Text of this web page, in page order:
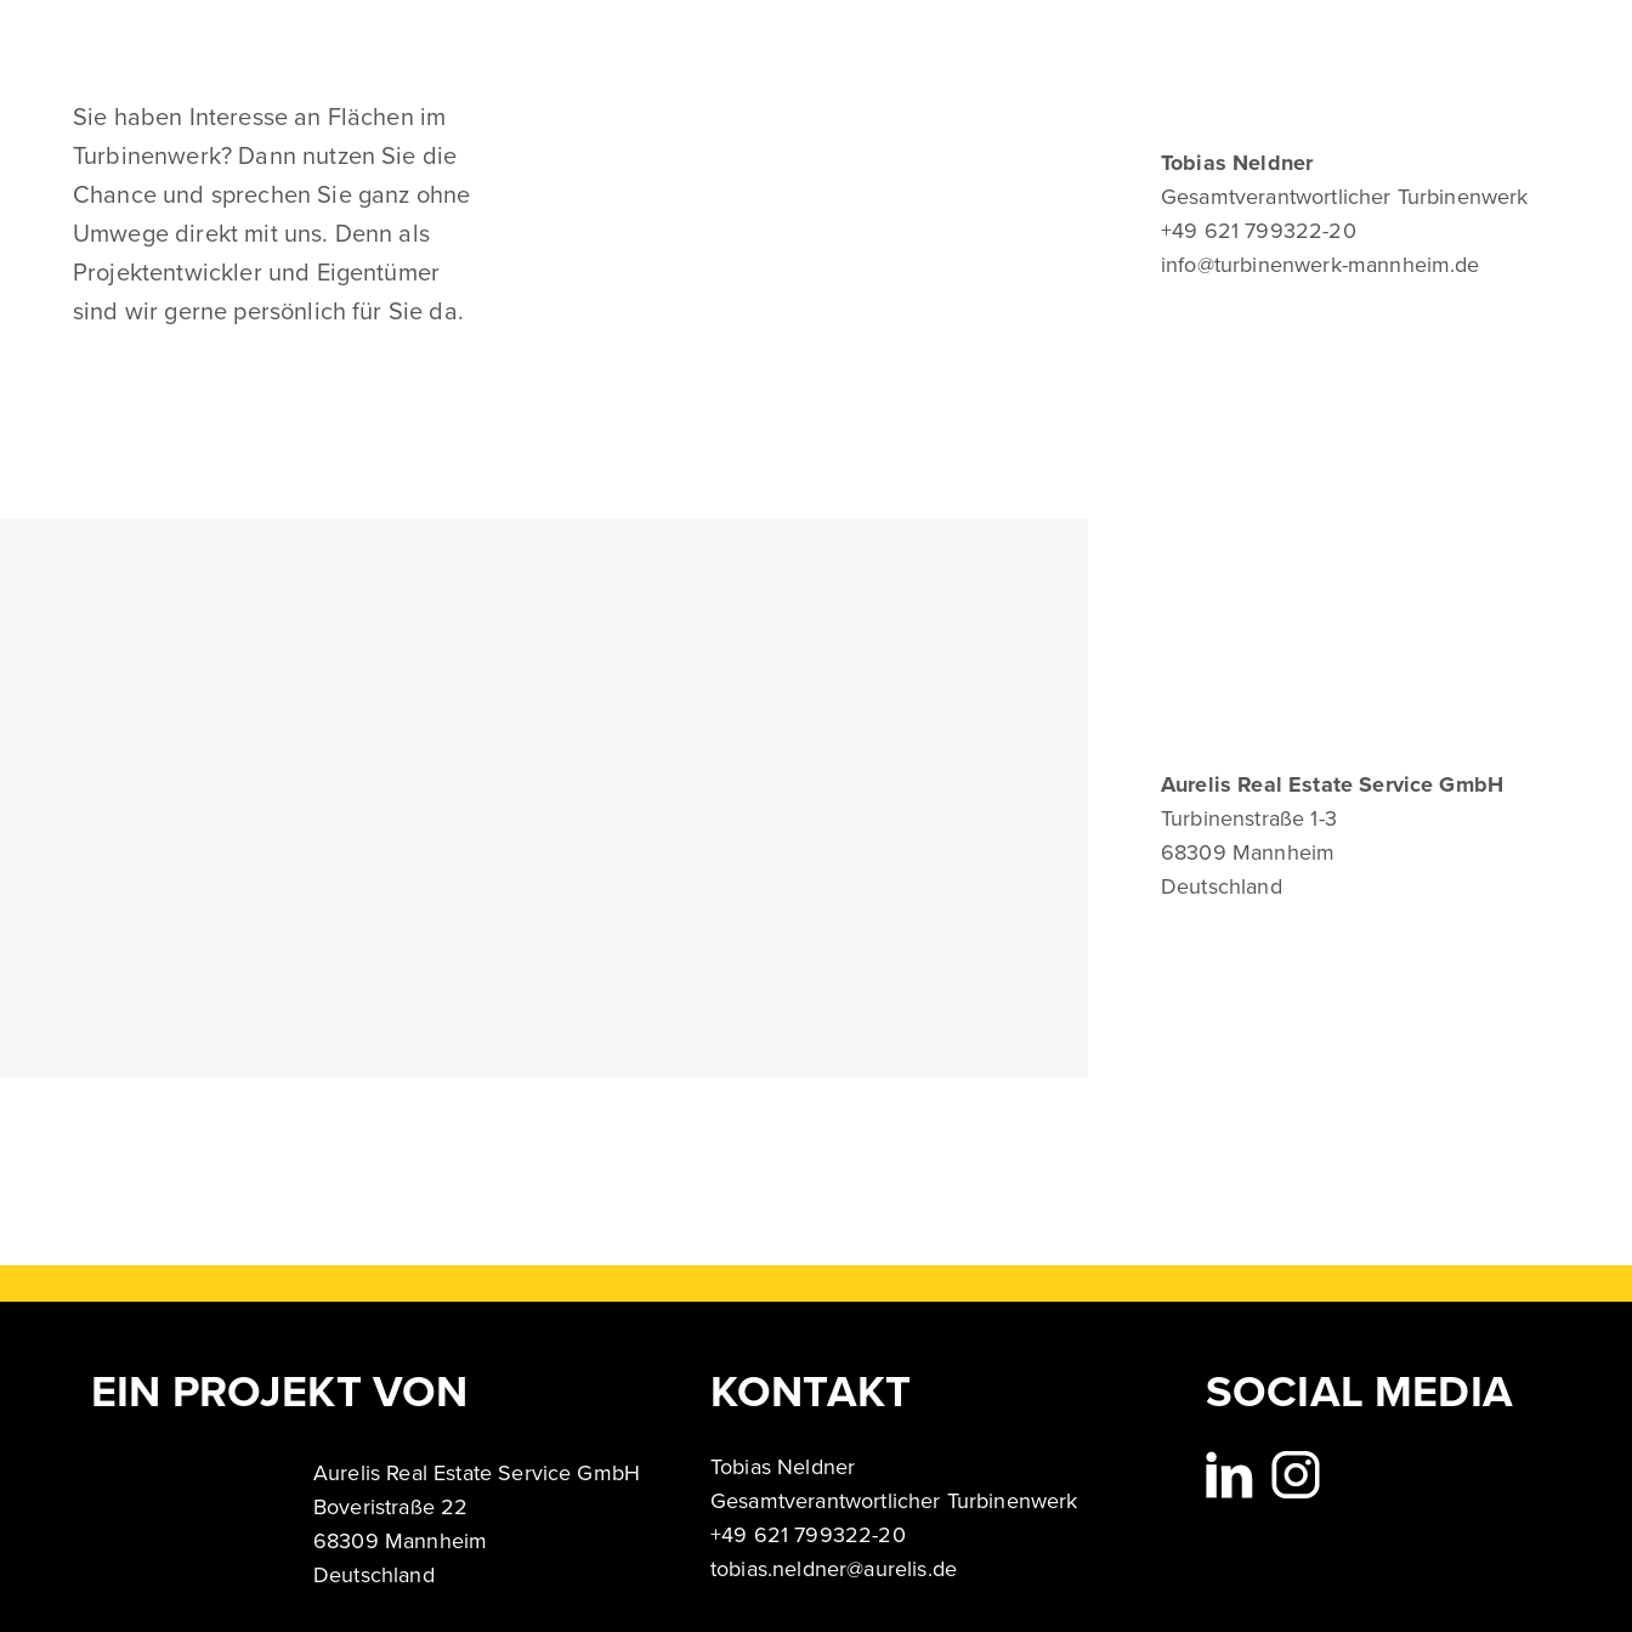
Sie haben Interesse an Flächen im
Turbinenwerk? Dann nutzen Sie die
Chance und sprechen Sie ganz ohne
Umwege direkt mit uns. Denn als
Projektentwickler und Eigentümer
sind wir gerne persönlich für Sie da.
Tobias Neldner
Gesamtverantwortlicher Turbinenwerk
+49 621 799322-20
info@turbinenwerk-mannheim.de
Aurelis Real Estate Service GmbH
Turbinenstraße 1-3
68309 Mannheim
Deutschland
EIN PROJEKT VON
Aurelis Real Estate Service GmbH
Boveristraße 22
68309 Mannheim
Deutschland
KONTAKT
Tobias Neldner
Gesamtverantwortlicher Turbinenwerk
+49 621 799322-20
tobias.neldner@aurelis.de
SOCIAL MEDIA